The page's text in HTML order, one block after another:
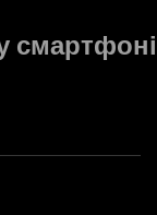
смартфоні